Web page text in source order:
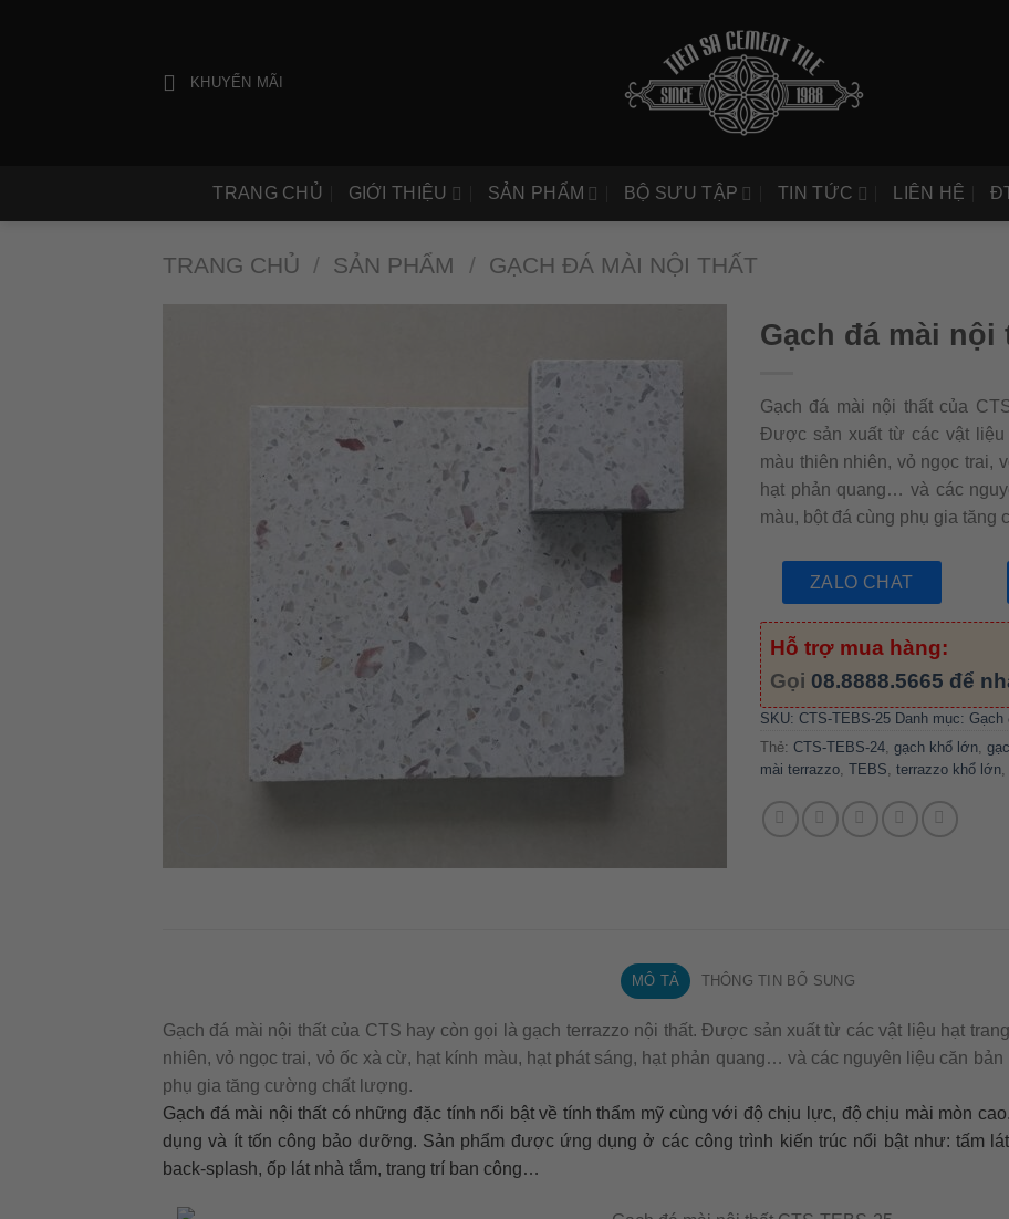
KHUYẾN MÃI
TRANG CHỦ GIỚI THIỆU SẢN PHẨM BỘ SƯU TẬP TIN TỨC LIÊN HỆ
TRANG CHỦ / SẢN PHẨM / GẠCH ĐÁ MÀI NỘI THẤT
Gạch đá mài nội
Gạch đá mài nội thất của
Được sản xuất từ các vật liệu
màu thiên nhiên, vỏ ngọc trai,
hạt phản quang… và các
màu, bột đá cùng phụ gia tăng
ZALO CHAT
Hỗ trợ mua hàng:
Gọi 08.8888.5665 để
SKU: CTS-TEBS-25 Danh mục: Gạch
Thẻ: CTS-TEBS-24, gạch khổ lớn,
mài terrazzo, TEBS, terrazzo khổ lớn,
MÔ TẢ THÔNG TIN BỔ SUNG
Gạch đá mài nội thất của CTS hay còn gọi là gạch terrazzo nội thất. Được sản xuất từ các vật liệu hạt
nhiên, vỏ ngọc trai, vỏ ốc xà cừ, hạt kính màu, hạt phát sáng, hạt phản quang… và các nguyên liệu căn
phụ gia tăng cường chất lượng.
Gạch đá mài nội thất có những đặc tính nổi bật về tính thẩm mỹ cùng với độ chịu lực, độ chịu mài mòn
dụng và ít tốn công bảo dưỡng. Sản phẩm được ứng dụng ở các công trình kiến trúc nổi bật như: tấm
back-splash, ốp lát nhà tắm, trang trí ban công…